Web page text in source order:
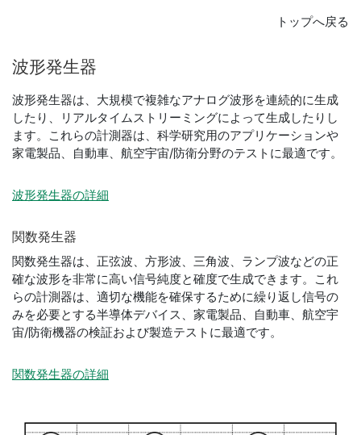
トップへ戻る
波形発生器
波​形​発​生​器​は、​大​規​模​で​複​雑​な​アナログ​波​形を連​続​的​に​生​成
したり、リアルタイムストリーミング​によって​生​成したり​し​
ま​す。これらの計測器は、科学研究用のアプリケーションや
家電製品、自動車、航空宇宙/防衛分野のテストに最適です。
波形発生器の詳細
関数発生器
関数発生器は、正弦波、方形波、三角波、ランプ波などの正
確な波形を非常に高い信号純度と確度で生成できます。これ
らの計測器は、適切な機能を確保するために繰り返し信号の
みを必要とする半導体デバイス、家電製品、自動車、航空宇
宙/防衛機器の検証および製造テストに最適です。
関数発生器の詳細